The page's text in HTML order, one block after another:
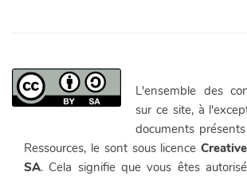
L'ensemble des
sur ce site, à
documents
Ressources, le sont sous licence
SA. Cela signifie que vous êtes